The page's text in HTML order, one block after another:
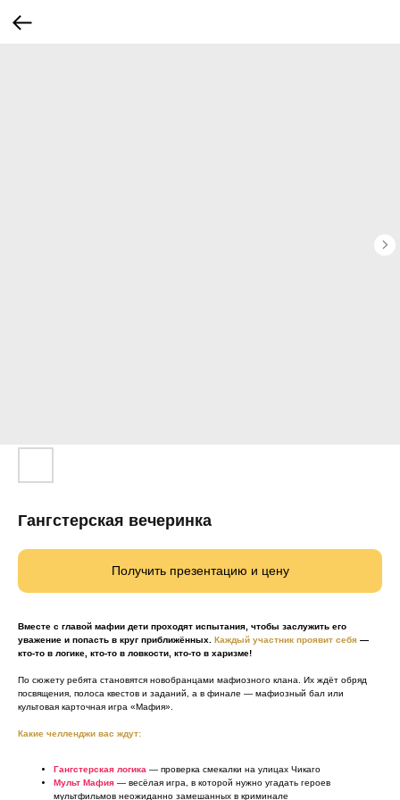
Гангстерская вечеринка
Получить презентацию и цену
Вместе с главой мафии дети проходят испытания, чтобы заслужить его
уважение и попасть в круг приближённых. Каждый участник проявит себя —
кто-то в логике, кто-то в ловкости, кто-то в харизме!
По сюжету ребята становятся новобранцами мафиозного клана. Их ждёт обряд
посвящения, полоса квестов и заданий, а в финале — мафиозный бал или
культовая карточная игра «Мафия».
Какие челленджи вас ждут:
Гангстерская логика — проверка смекалки на улицах Чикаго
Мульт Мафия — весёлая игра, в которой нужно угадать героев
мультфильмов неожиданно замешанных в криминале